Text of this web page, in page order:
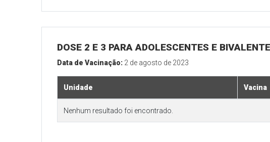
DOSE 2 E 3 PARA ADOLESCENTES E
Data de Vacinação: 2 de agosto de 2023
Unidade Vacina
Nenhum resultado foi encontrado.